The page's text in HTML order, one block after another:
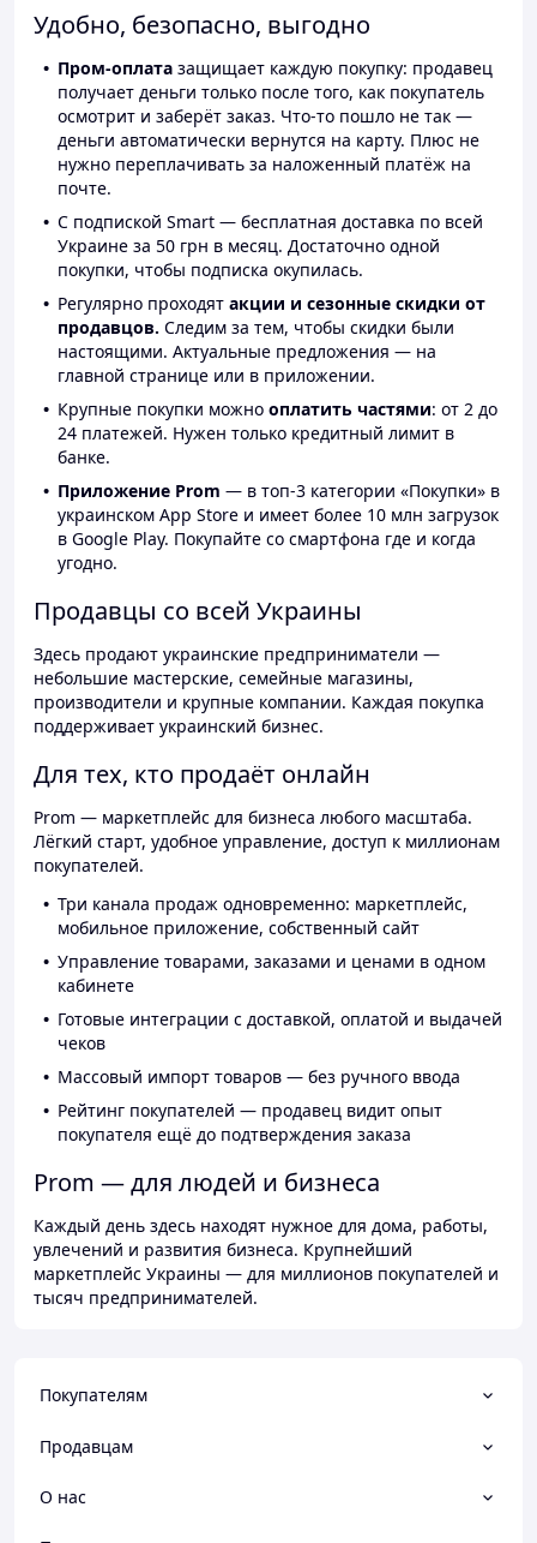
Удобно, безопасно, выгодно
Пром-оплата защищает каждую покупку: продавец
получает деньги только после того, как покупатель
осмотрит и заберёт заказ. Что-то пошло не так —
деньги автоматически вернутся на карту. Плюс не
нужно переплачивать за наложенный платёж на
почте.
С подпиской Smart — бесплатная доставка по всей
Украине за 50 грн в месяц. Достаточно одной
покупки, чтобы подписка окупилась.
Регулярно проходят акции и сезонные скидки от
продавцов. Следим за тем, чтобы скидки были
настоящими. Актуальные предложения — на
главной странице или в приложении.
Крупные покупки можно оплатить частями: от 2 до
24 платежей. Нужен только кредитный лимит в
банке.
Приложение Prom — в топ-3 категории «Покупки» в
украинском App Store и имеет более 10 млн загрузок
в Google Play. Покупайте со смартфона где и когда
угодно.
Продавцы со всей Украины
Здесь продают украинские предприниматели —
небольшие мастерские, семейные магазины,
производители и крупные компании. Каждая покупка
поддерживает украинский бизнес.
Для тех, кто продаёт онлайн
Prom — маркетплейс для бизнеса любого масштаба.
Лёгкий старт, удобное управление, доступ к миллионам
покупателей.
Три канала продаж одновременно: маркетплейс,
мобильное приложение, собственный сайт
Управление товарами, заказами и ценами в одном
кабинете
Готовые интеграции с доставкой, оплатой и выдачей
чеков
Массовый импорт товаров — без ручного ввода
Рейтинг покупателей — продавец видит опыт
покупателя ещё до подтверждения заказа
Prom — для людей и бизнеса
Каждый день здесь находят нужное для дома, работы,
увлечений и развития бизнеса. Крупнейший
маркетплейс Украины — для миллионов покупателей и
тысяч предпринимателей.
Покупателям
Продавцам
О нас